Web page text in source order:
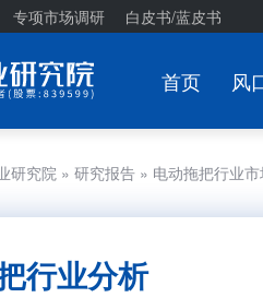
专项市场调研 白皮书/蓝皮书
首页 风
研究院 » 研究报告 » 电动拖把行业
行业分析